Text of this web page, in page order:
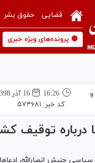
قضایی حقوق بشر
🟡 پرونده‌های ویژه خبری
16:26
16 آذر 1398
کد خبر: ۵۷۴۶۸۱
درباره
جنبش انصارالله،